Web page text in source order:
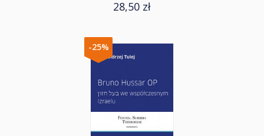
28,50 zł
-25%